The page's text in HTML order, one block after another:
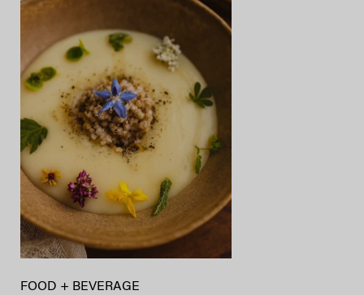
FOOD + BEVERAGE